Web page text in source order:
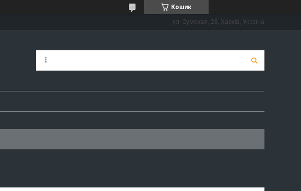
Кошик
ул. Сумская, 28, Харків, Україна